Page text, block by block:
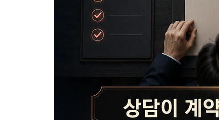
2절. 코칭 상담은 욕구보다 실행 장면을 먼저 묻는
3절. 헬스 상담은 의지보다 생활 구조를 먼저 본다
4절. 업종이 달라도 겹치는 질문 뼈대가 있다
9장. 첫 상담 30분을 살리는 운영 규칙
1절. 시작 5분에 신뢰를 잃는 금지 문장
2절. 상담 기록은 메모가 아니라 다음 질문의 재료
3절. 말이 많은 상담자보다 잘 정리하는 상담자가
4절. 후속 연락은 압박이 아니라 맥락 회수여야 한